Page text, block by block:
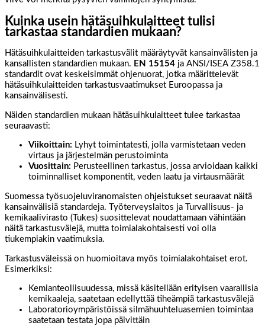
Kuinka usein hätäsuihkulaitteet tulisi
tarkastaa standardien mukaan?
Hätäsuihkulaitteiden tarkastusvälit määräytyvät kansainvälisten ja
kansallisten standardien mukaan. EN 15154 ja ANSI/ISEA Z358.1
standardit ovat keskeisimmät ohjenuorat, jotka määrittelevät
hätäsuihkulaitteiden tarkastusvaatimukset Euroopassa ja
kansainvälisesti.
Näiden standardien mukaan hätäsuihkulaitteet tulee tarkastaa
seuraavasti:
Viikoittain: Lyhyt toimintatesti, jolla varmistetaan veden
virtaus ja järjestelmän perustoiminta
Vuosittain: Perusteellinen tarkastus, jossa arvioidaan kaikki
toiminnalliset komponentit, veden laatu ja virtausmäärät
Suomessa työsuojeluviranomaisten ohjeistukset seuraavat näitä
kansainvälisiä standardeja. Työterveyslaitos ja Turvallisuus- ja
kemikaalivirasto (Tukes) suosittelevat noudattamaan vähintään
näitä tarkastusvälejä, mutta toimialakohtaisesti voi olla
tiukempiakin vaatimuksia.
Tarkastusväleissä on huomioitava myös toimialakohtaiset erot.
Esimerkiksi:
Kemianteollisuudessa, missä käsitellään erityisen vaarallisia
kemikaaleja, saatetaan edellyttää tiheämpiä tarkastusvälejä
Laboratorioympäristöissä silmähuuhteluasemien toimintaa
saatetaan testata jopa päivittäin